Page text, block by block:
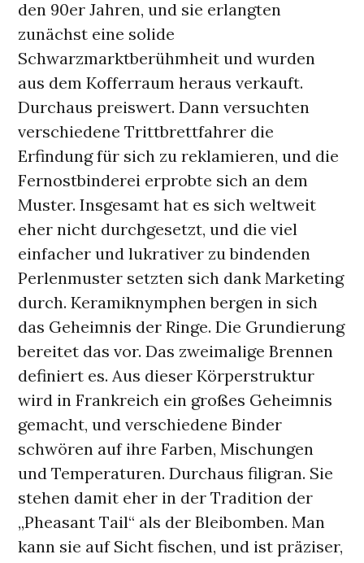
den 90er Jahren, und sie erlangten
zunächst eine solide
Schwarzmarktberühmheit und wurden
aus dem Kofferraum heraus verkauft.
Durchaus preiswert. Dann versuchten
verschiedene Trittbrettfahrer die
Erfindung für sich zu reklamieren, und die
Fernostbinderei erprobte sich an dem
Muster. Insgesamt hat es sich weltweit
eher nicht durchgesetzt, und die viel
einfacher und lukrativer zu bindenden
Perlenmuster setzten sich dank Marketing
durch. Keramiknymphen bergen in sich
das Geheimnis der Ringe. Die Grundierung
bereitet das vor. Das zweimalige Brennen
definiert es. Aus dieser Körperstruktur
wird in Frankreich ein großes Geheimnis
gemacht, und verschiedene Binder
schwören auf ihre Farben, Mischungen
und Temperaturen. Durchaus filigran. Sie
stehen damit eher in der Tradition der
„Pheasant Tail“ als der Bleibomben. Man
kann sie auf Sicht fischen, und ist präziser,